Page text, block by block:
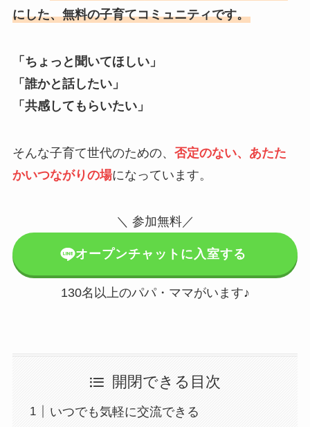
にした、無料の子育てコミュニティです。
「ちょっと聞いてほしい」
「誰かと話したい」
「共感してもらいたい」
そんな子育て世代のための、 否定のない、 あたた
かいつながりの場になっています。
＼ 参加無料／
オープンチャットに入室する
130名以上のパパ・ママがいます♪
開閉できる目次
いつでも気軽に交流できる